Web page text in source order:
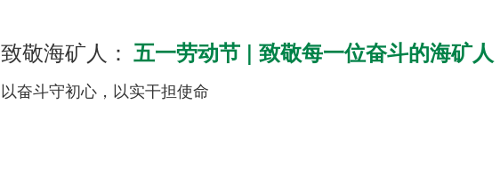
致敬海矿人： 五一劳动节 | 致敬每一位奋斗的海矿人
以奋斗守初心，以实干担使命